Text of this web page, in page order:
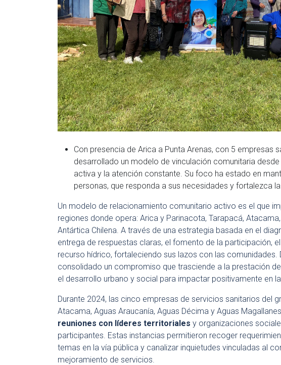
Con presencia de Arica a Punta Arenas, con 5 empresas
desarrollado un modelo de vinculación comunitaria
activa y la atención constante. Su foco ha estado en
personas, que responda a sus necesidades y fortalezca
Un modelo de relacionamiento comunitario activo es el que
regiones donde opera: Arica y Parinacota, Tarapacá,
Antártica Chilena. A través de una estrategia basada en el
entrega de respuestas claras, el fomento de la participación,
recurso hídrico, fortaleciendo sus lazos con las comunidades.
consolidado un compromiso que trasciende a la prestación
el desarrollo urbano y social para impactar positivamente en
Durante 2024, las cinco empresas de servicios sanitarios del
Atacama, Aguas Araucanía, Aguas Décima y Aguas
reuniones con líderes territoriales y organizaciones
participantes. Estas instancias permitieron recoger
temas en la vía pública y canalizar inquietudes vinculadas al
mejoramiento de servicios.